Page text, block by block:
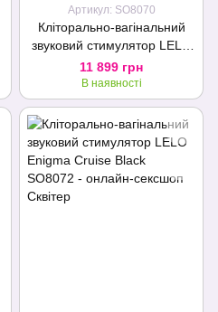
Артикул: SO8070
Кліторально-вагінальний
звуковий стимулятор LELO
Enigma Black
11 899 грн
В наявності